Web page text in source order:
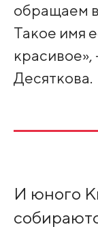
обращаем
Такое имя
красивое»,
Десяткова.
И юного